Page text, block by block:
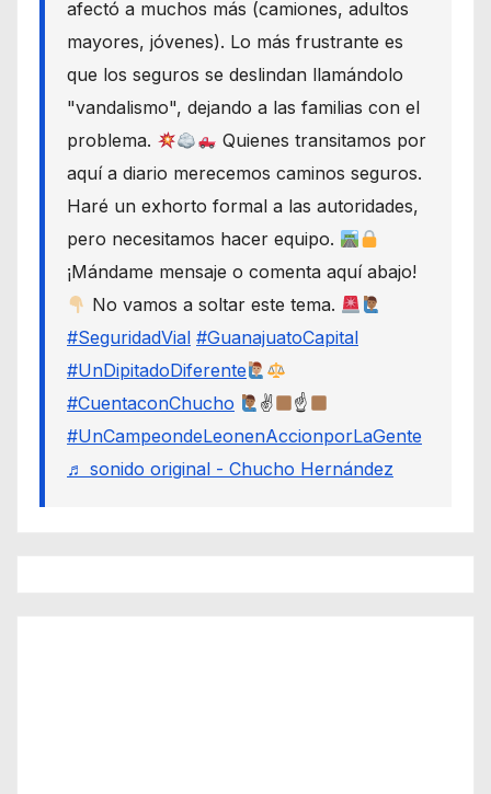
afectó a muchos más (camiones, adultos
mayores, jóvenes). Lo más frustrante es
que los seguros se deslindan llamándolo
"vandalismo", dejando a las familias con el
problema.
Quienes transitamos por
aquí a diario merecemos caminos seguros.
Haré un exhorto formal a las autoridades,
pero necesitamos hacer equipo.
¡Mándame mensaje o comenta aquí abajo!
No vamos a soltar este tema.
#SeguridadVial #GuanajuatoCapital
#UnDipitadoDiferente
#CuentaconChucho
✌
☝
#UnCampeondeLeonenAccionporLaGente
♬ sonido original - Chucho Hernández